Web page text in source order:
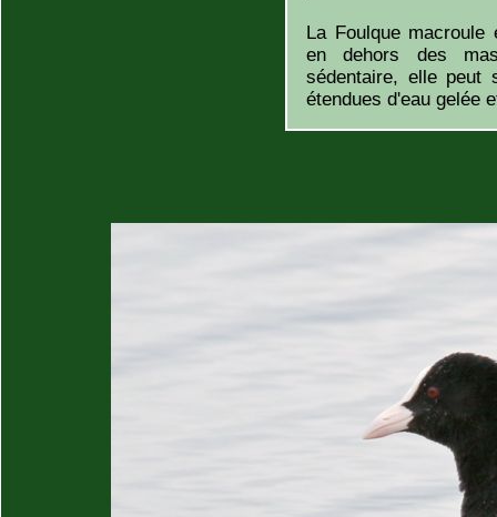
La Foulque
en dehors des
sédentaire, elle peut
étendues d'eau gelée